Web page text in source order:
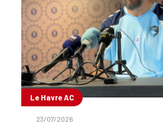
Le Havre AC
23/07/2026